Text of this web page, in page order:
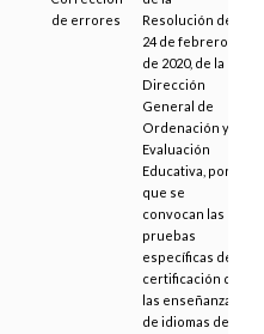
de errores
Resolución de
24 de febrero
de 2020, de la
Dirección
General de
Ordenación y
Evaluación
Educativa, por la
que se
convocan las
pruebas
específicas de
certificación de
las enseñanzas
de idiomas de